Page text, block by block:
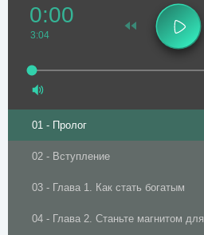
0:00
3:04
01 - Пролог
02 - Вступление
03 - Глава 1. Как стать богатым
04 - Глава 2. Станьте магнитом